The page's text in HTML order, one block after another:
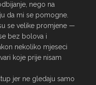
nego na
da mi se pomogne.
se velike promjene —
bez bolova i
nekoliko mjeseci
koje prije nisam
jer ne gledaju samo